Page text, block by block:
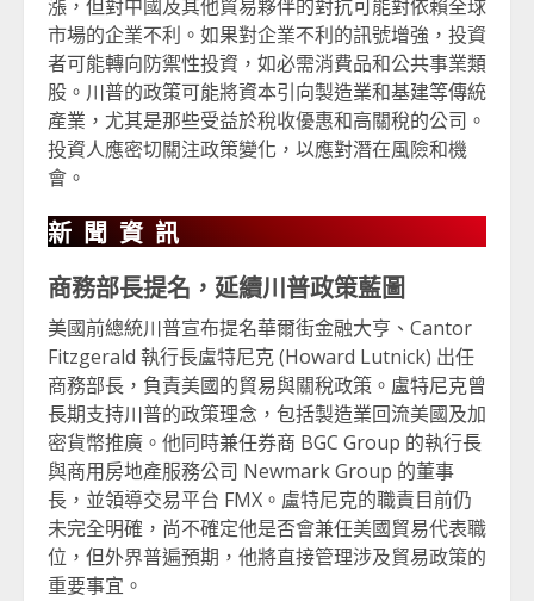
漲，但對中國及其他貿易夥伴的對抗可能對依賴全球
市場的企業不利。如果對企業不利的訊號增強，投資
者可能轉向防禦性投資，如必需消費品和公共事業類
股。川普的政策可能將資本引向製造業和基建等傳統
產業，尤其是那些受益於稅收優惠和高關稅的公司。
投資人應密切關注政策變化，以應對潛在風險和機
會。
新聞資訊
商務部長提名，延續川普政策藍圖
美國前總統川普宣布提名華爾街金融大亨、Cantor
Fitzgerald 執行長盧特尼克 (Howard Lutnick) 出任
商務部長，負責美國的貿易與關稅政策。盧特尼克曾
長期支持川普的政策理念，包括製造業回流美國及加
密貨幣推廣。他同時兼任券商 BGC Group 的執行長
與商用房地產服務公司 Newmark Group 的董事
長，並領導交易平台 FMX。盧特尼克的職責目前仍
未完全明確，尚不確定他是否會兼任美國貿易代表職
位，但外界普遍預期，他將直接管理涉及貿易政策的
重要事宜。